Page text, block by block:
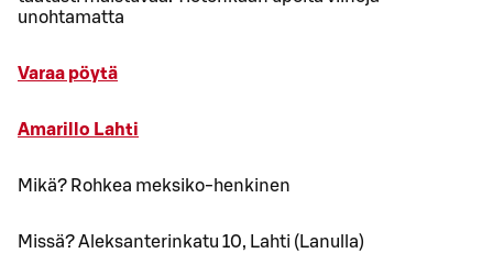
unohtamatta
Varaa pöytä
Amarillo Lahti
Mikä? Rohkea meksiko-henkinen
Missä? Aleksanterinkatu 10, Lahti (Lanulla)